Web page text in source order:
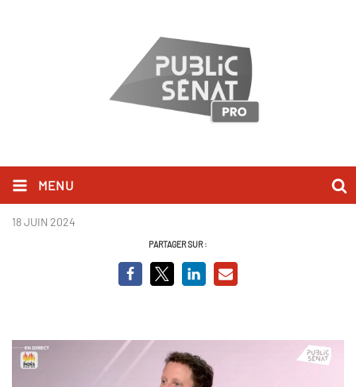
MENU
clément beaune.png
18 JUIN 2024
PARTAGER SUR :